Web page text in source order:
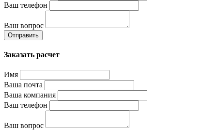
Ваш телефон
Ваш вопрос
Отправить
Заказать расчет
Имя
Ваша почта
Ваша компания
Ваш телефон
Ваш вопрос